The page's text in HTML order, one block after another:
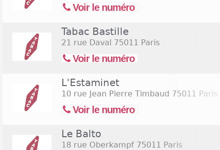
Voir le numéro
Tabac Bastille
21 rue Daval 75011 Paris
Voir le numéro
L'Estaminet
10 rue Jean Pierre Timbaud 75011 Paris
Voir le numéro
Le Balto
18 rue Oberkampf 75011 Paris